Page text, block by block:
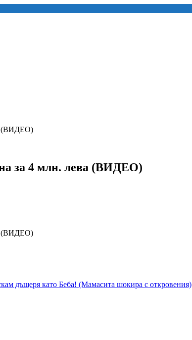
(ВИДЕО)
за 4 млн. лева (ВИДЕО)
(ВИДЕО)
дъщеря като Беба! (Мамасита шокира с откровения)